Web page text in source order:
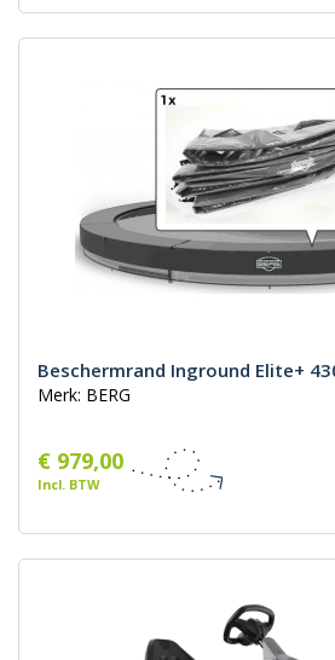
Beschermrand Inground Elite+
Merk: BERG
€ 979,00
Incl. BTW